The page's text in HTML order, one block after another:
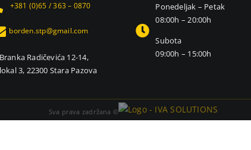
+381 (0)65 / 363 – 0870
borden.stp@gmail.com
Branka Radičevića 12-14,
lokal 3, 22300 Stara Pazova
Ponedeljak – Petak
08:00h – 20:00h
Subota
09:00h – 15:00h
Sva prava zadržana ©